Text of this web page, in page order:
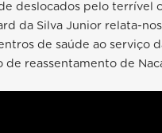
deslocados pelo terrível
da Silva Junior relata-
de saúde ao serviço
de reassentamento de